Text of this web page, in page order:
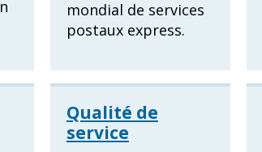
mondial de services
postaux express.
Qualité de
service